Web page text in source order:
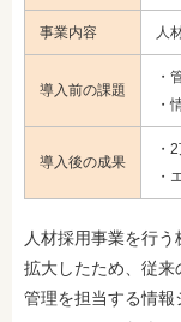
事業内容 人
導入前の課題
・
・
導入後の成果
・
・
人材採用事業を行
拡大したため、従
管理を担当する情報